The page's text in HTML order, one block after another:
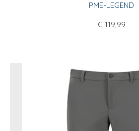
PME-LEGEND
€ 119,99